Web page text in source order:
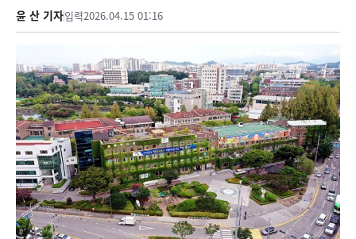
윤 산 기자입력2026.04.15 01:16